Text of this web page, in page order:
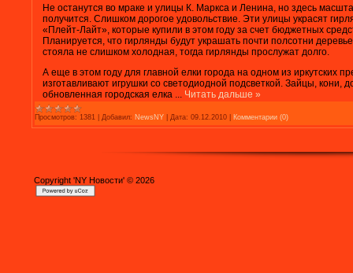
Не останутся во мраке и улицы К. Маркса и Ленина, но здесь
получится. Слишком дорогое удовольствие. Эти улицы украсят
«Плейт-Лайт», которые купили в этом году за счет бюджетных
Планируется, что гирлянды будут украшать почти полсотни
стояла не слишком холодная, тогда гирлянды прослужат долго.
А еще в этом году для главной елки города на одном из иркутских
изготавливают игрушки со светодиодной подсветкой. Зайцы, кони,
обновленная городская елка ... Читать дальше »
Просмотров: 1381 Добавил: NewsNY Дата: 09.12.2010 Комментарии (0)
Copyright 'NY Новости' © 2026